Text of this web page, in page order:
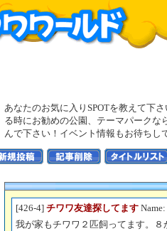
あなたのお気に入りSPOTを教えて下
る時にお勧めの公園、テーマパークな
んで下さい！イベント情報もお待ちし
[426-4] チワワ友達探してます
我が家もチワワ２匹飼ってます。８